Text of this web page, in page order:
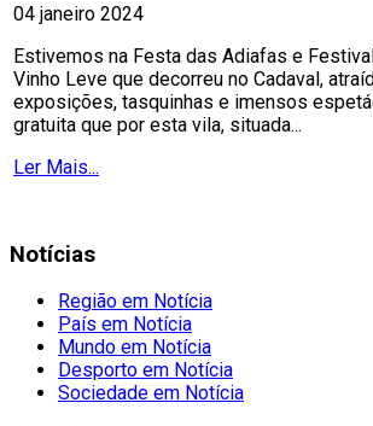
04 janeiro 2024
Estivemos na Festa das Adiafas e
Vinho Leve que decorreu no Cadaval,
exposições, tasquinhas e imensos
gratuita que por esta vila, situada...
Ler Mais...
Notícias
Região em Notícia
País em Notícia
Mundo em Notícia
Desporto em Notícia
Sociedade em Notícia